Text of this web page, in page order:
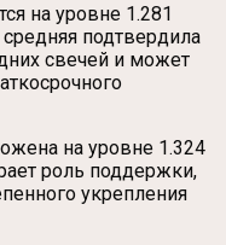
на уровне 1.281
подтвердила
свечей и может
на уровне 1.324
роль поддержки,
укрепления